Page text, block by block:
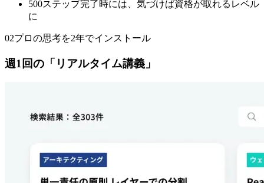
500ステップ完了時には、 気づけば資格が取れるレベル
に
02プロの思考を2年でインストール
週1回の「リアルタイム講義」